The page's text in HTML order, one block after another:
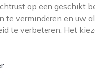
op een geschikt
te verminderen en uw
te verbeteren. Het